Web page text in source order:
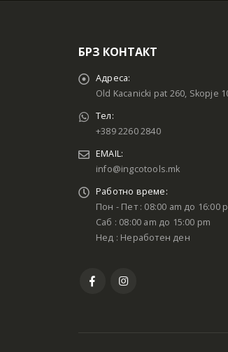
БРЗ КОНТАКТ
Адреса:
Old Kacanicki pat 260, Skopje
Тел:
+389 2260 2840
EMAIL:
info@ingcotools.mk
Работно време:
Пон - Пет : 08:00 am до 16:00
Саб : 08:00 am до 15:00 pm
Нед : Неработен ден